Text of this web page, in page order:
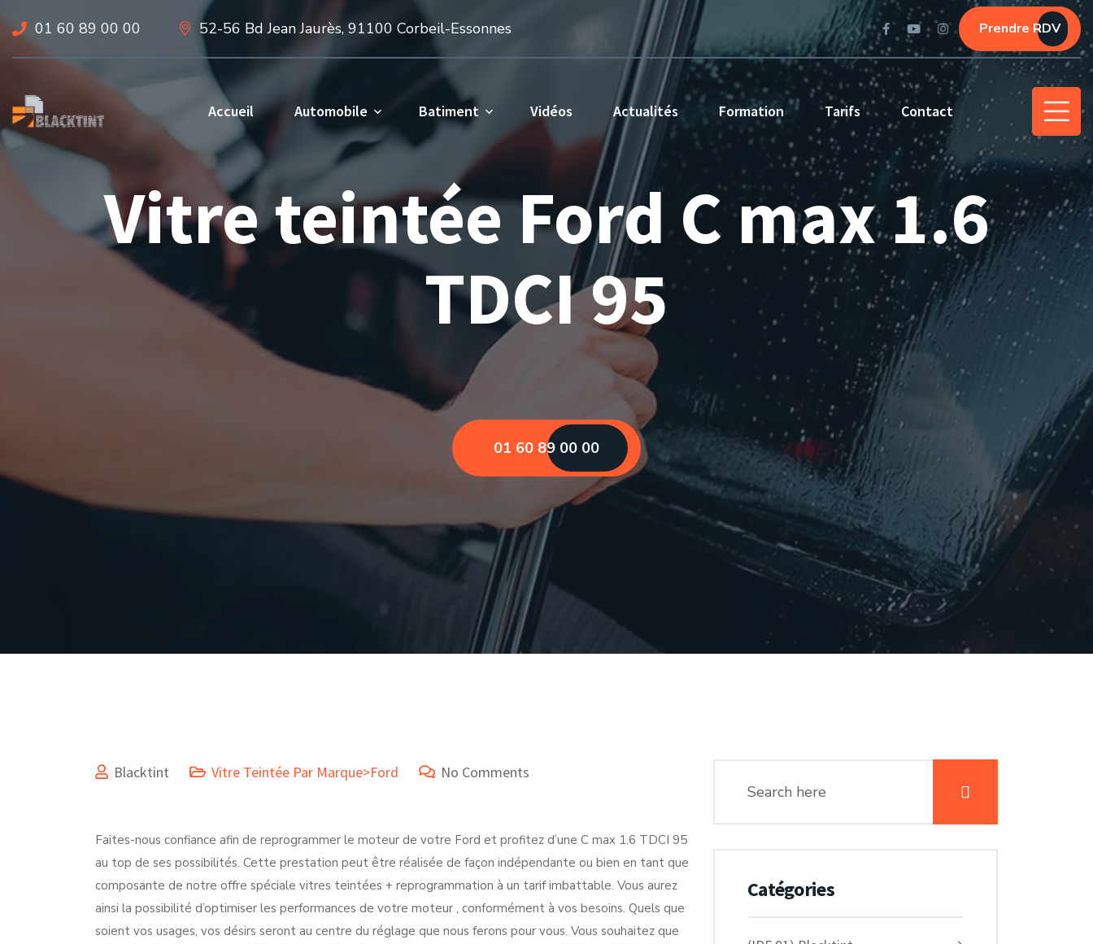
01 60 89 00 00 52-56 Bd Jean Jaurès, 91100 Corbeil-Essonnes Prendre RDV
Accueil Automobile Batiment Vidéos Actualités Formation Tarifs Contact
Vitre teintée Ford C max 1.6
TDCI 95
01 60 89 00 00
Blacktint Vitre Teintée Par Marque>Ford No Comments
Faites-nous confiance afin de reprogrammer le moteur de votre Ford et profitez d’une C max 1.6 TDCI 95
au top de ses possibilités. Cette prestation peut être réalisée de façon indépendante ou bien en tant que
composante de notre offre spéciale vitres teintées + reprogrammation à un tarif imbattable. Vous aurez
ainsi la possibilité d’optimiser les performances de votre moteur , conformément à vos besoins. Quels que
soient vos usages, vos désirs seront au centre du réglage que nous ferons pour vous. Vous souhaitez que
Catégories